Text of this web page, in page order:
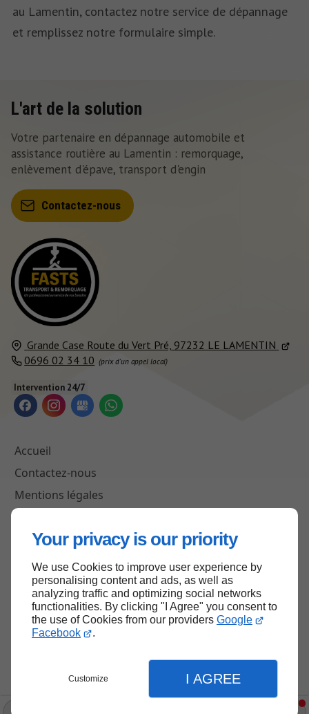
Your privacy is our priority
We use Cookies to improve user experience by
personalising content and ads, as well as
analyzing traffic and optimizing social networks
functionalities. By clicking "I Agree" you consent to
the use of Cookies from our providers Google
Facebook
.
Customize I AGREE
au Lamentin, contactez notre service de dépannage
et remplissez notre formulaire simple.
Grande Case Route du Vert Pré, 97232 LE LAMENTIN
0696 02 34 10
Intervention 24/7
Accueil
Contactez-nous
Mentions légales
L'art de la solution
Votre partenaire en dépannage automobile et
assistance routière au Lamentin : remorquage,
enlèvement d'épave, transport d'engin
Contactez-nous
Haut de page